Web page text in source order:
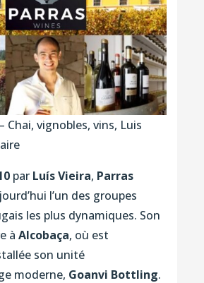
Chai, vignobles, vins, Luis
par Luís Vieira, Parras
l’un des groupes
les plus dynamiques. Son
à Alcobaça, où est
son unité
moderne, Goanvi Bottling.